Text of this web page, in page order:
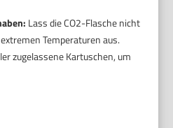
Lass die CO2-Flasche nicht
Temperaturen aus.
zugelassene Kartuschen, um